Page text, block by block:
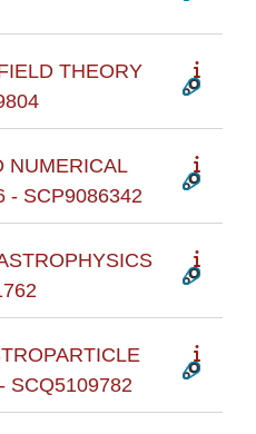
THEORY
NUMERICAL
- SCP9086342
SCQ5109782